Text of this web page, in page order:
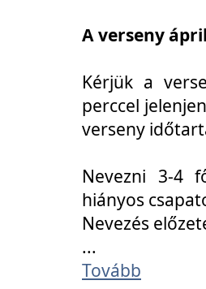
A verseny
Kérjük a
perccel
verseny
Nevezni 3-4
hiányos
Nevezés
...
Tovább